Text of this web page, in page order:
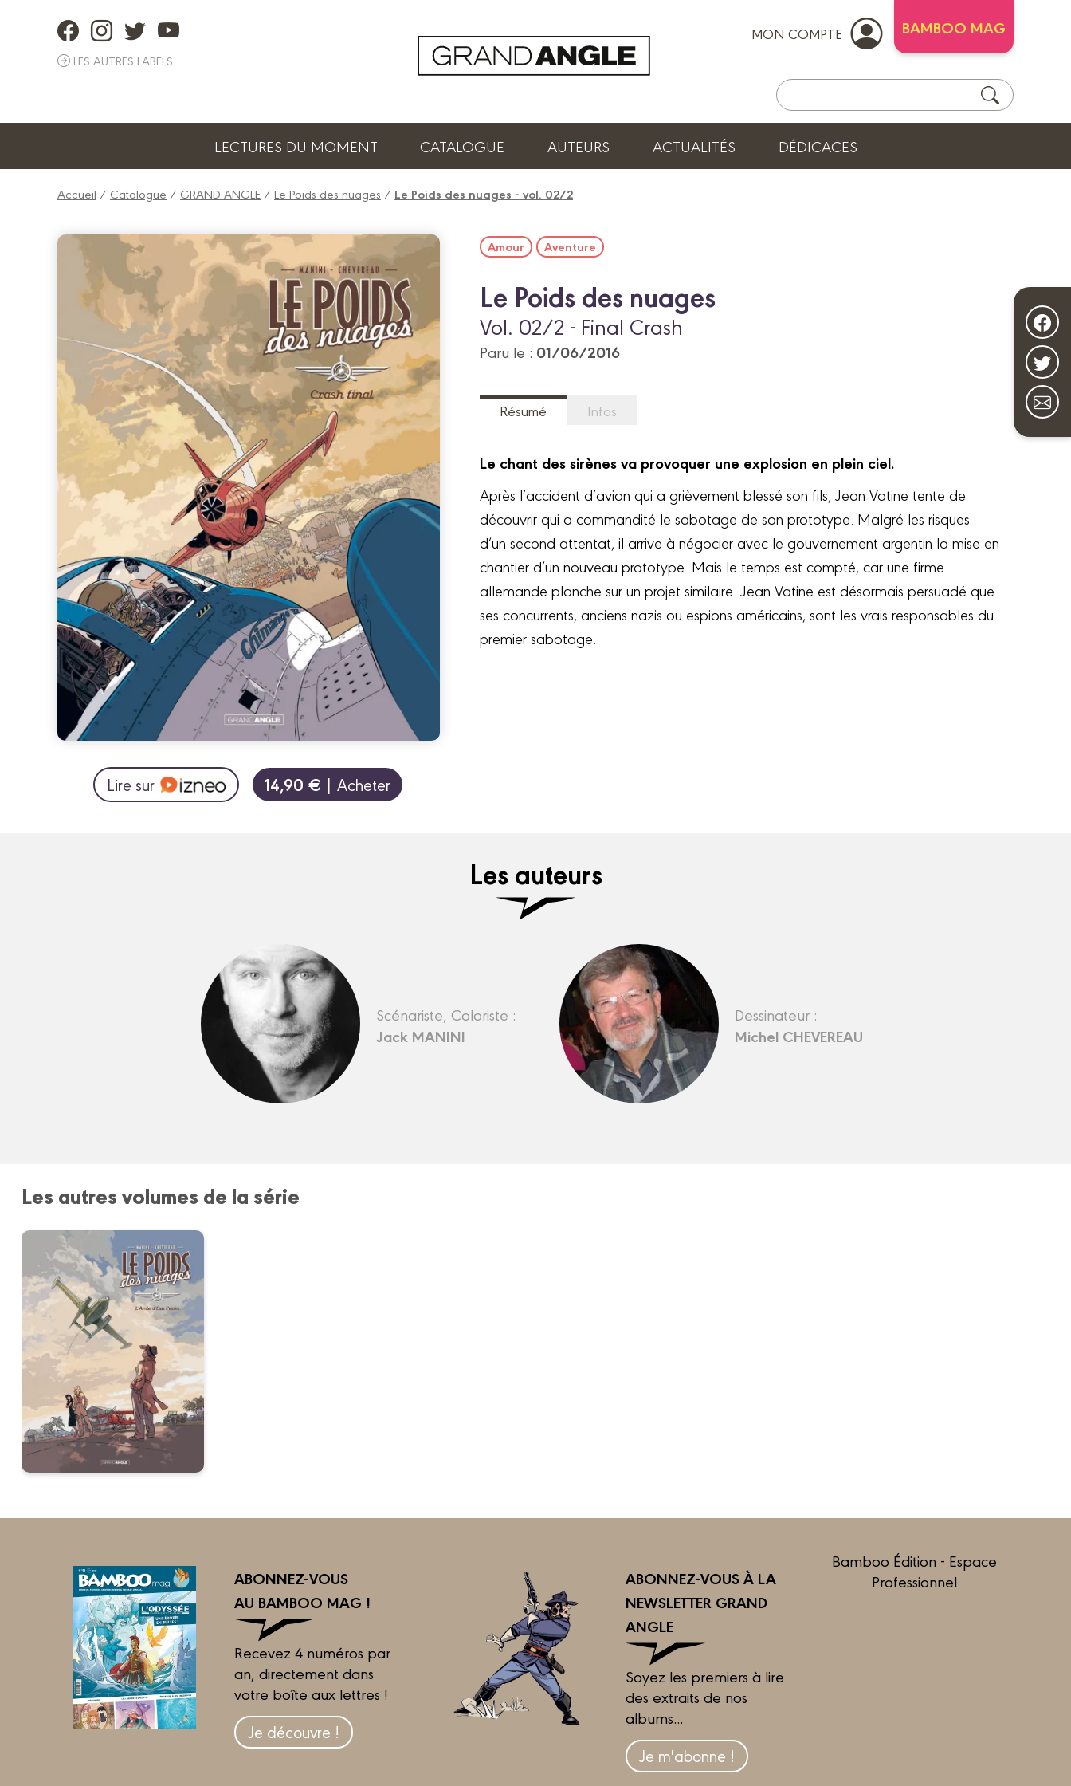
LES AUTRES LABELS
MON COMPTE BAMBOO MAG
LECTURES DU MOMENT CATALOGUE AUTEURS ACTUALITÉS DÉDICACES
Accueil / Catalogue / GRAND ANGLE / Le Poids des nuages / Le Poids des nuages - vol. 02/2
Lire sur 14,90 € | Acheter
Amour Aventure
Le Poids des nuages
Vol. 02/2 - Final Crash
Paru le : 01/06/2016
Résumé Infos
Le chant des sirènes va provoquer une explosion en plein ciel.
Après l’accident d’avion qui a grièvement blessé son fils, Jean Vatine tente de
découvrir qui a commandité le sabotage de son prototype. Malgré les risques
d’un second attentat, il arrive à négocier avec le gouvernement argentin la mise en
chantier d’un nouveau prototype. Mais le temps est compté, car une firme
allemande planche sur un projet similaire. Jean Vatine est désormais persuadé que
ses concurrents, anciens nazis ou espions américains, sont les vrais responsables du
premier sabotage.
Les auteurs
Scénariste, Coloriste :
Jack MANINI
Dessinateur :
Michel CHEVEREAU
Les autres volumes de la série
ABONNEZ-VOUS
AU BAMBOO MAG !
Recevez 4 numéros par
an, directement dans
votre boîte aux lettres !
Je découvre !
ABONNEZ-VOUS À LA
NEWSLETTER GRAND
ANGLE
Soyez les premiers à lire
des extraits de nos
albums...
Je m'abonne !
Bamboo Édition - Espace
Professionnel